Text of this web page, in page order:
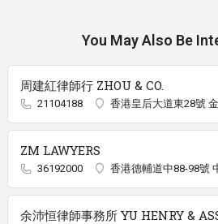
You May Also Be
周建紅律師行 ZHOU & CO.
21104188 香港皇后大道東28號
ZM LAWYERS
36192000 香港德輔道中88-98號
余沛恒律師事務所 YU HENRY &